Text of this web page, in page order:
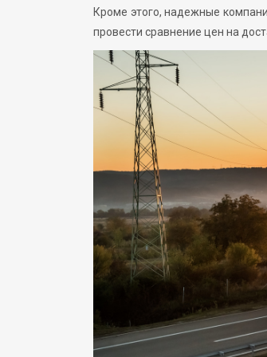
Кроме этого, надежные
провести сравнение цен на